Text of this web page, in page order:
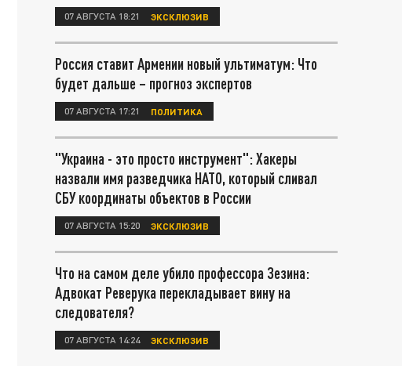
07 АВГУСТА 18:21 ЭКСКЛЮЗИВ
Россия ставит Армении новый ультиматум: Что
будет дальше – прогноз экспертов
07 АВГУСТА 17:21 ПОЛИТИКА
"Украина - это просто инструмент": Хакеры
назвали имя разведчика НАТО, который сливал
СБУ координаты объектов в России
07 АВГУСТА 15:20 ЭКСКЛЮЗИВ
Что на самом деле убило профессора Зезина:
Адвокат Реверука перекладывает вину на
следователя?
07 АВГУСТА 14:24 ЭКСКЛЮЗИВ